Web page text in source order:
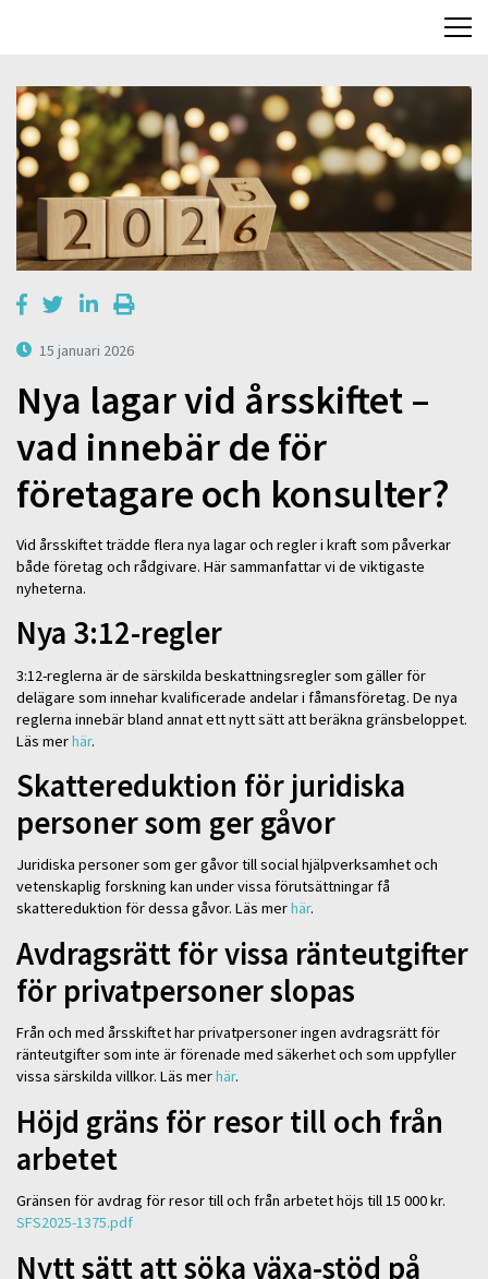
15 januari 2026
Nya lagar vid årsskiftet –
vad innebär de för
företagare och konsulter?
Vid årsskiftet trädde flera nya lagar och regler i kraft som påverkar
både företag och rådgivare. Här sammanfattar vi de viktigaste
nyheterna.
Nya 3:12-regler
3:12-reglerna är de särskilda beskattningsregler som gäller för
delägare som innehar kvalificerade andelar i fåmansföretag. De nya
reglerna innebär bland annat ett nytt sätt att beräkna gränsbeloppet.
Läs merhär.
Skattereduktion för juridiska
personer som ger gåvor
Juridiska personer som ger gåvor till social hjälpverksamhet och
vetenskaplig forskning kan under vissa förutsättningar få
skattereduktion för dessa gåvor. Läs merhär.
Avdragsrätt för vissa ränteutgifter
för privatpersoner slopas
Från och med årsskiftet har privatpersoner ingen avdragsrätt för
ränteutgifter som inte är förenade med säkerhet och som uppfyller
vissa särskilda villkor. Läs merhär.
Höjd gräns för resor till och från
arbetet
Gränsen för avdrag för resor till och från arbetet höjs till 15 000 kr.
SFS2025-1375.pdf
Nytt sätt att söka växa-stöd på